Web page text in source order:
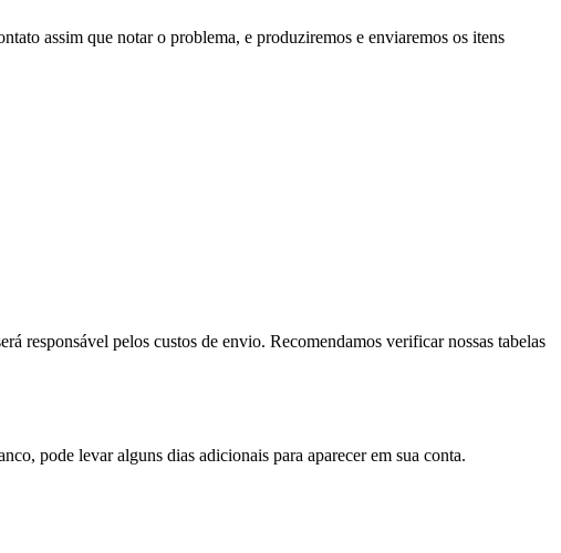
assim que notar o problema, e produziremos e enviaremos os itens
responsável pelos custos de envio. Recomendamos verificar nossas tabelas
pode levar alguns dias adicionais para aparecer em sua conta.